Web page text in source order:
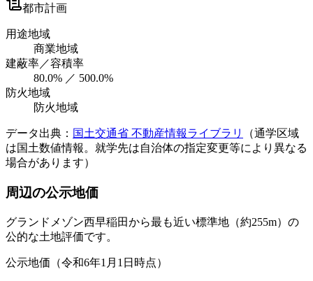
都市計画
用途地域
商業地域
建蔽率／容積率
80.0% ／ 500.0%
防火地域
防火地域
データ出典： 国土交通省 不動産情報ライブラリ
（通学区域
は国土数値情報。就学先は自治体の指定変更等により異なる
場合があります）
周辺の公示地価
グランドメゾン西早稲田から最も近い標準地 （約255m） の
公的な土地評価です。
公示地価（令和6年1月1日時点）